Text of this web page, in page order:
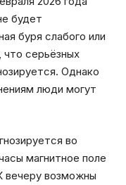
будет
буря слабого или
что серьёзных
Однако
люди могут
во
магнитное поле
вечеру возможны